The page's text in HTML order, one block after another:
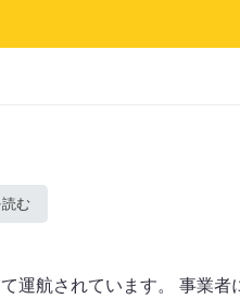
む
運航されています。 事業者